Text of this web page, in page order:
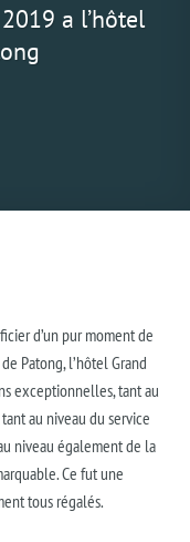
a l’hôtel
d’un pur moment de
Patong, l’hôtel Grand
exceptionnelles, tant au
au niveau du service
niveau également de la
Ce fut une
tous régalés.